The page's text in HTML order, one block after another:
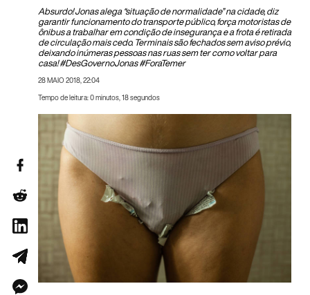
Absurdo! Jonas alega “situação de normalidade” na cidade, diz
garantir funcionamento do transporte público, força motoristas de
ônibus a trabalhar em condição de insegurança e a frota é retirada
de circulação mais cedo. Terminais são fechados sem aviso prévio,
deixando inúmeras pessoas nas ruas sem ter como voltar para
casa! #DesGovernoJonas #ForaTemer
28 MAIO 2018, 22:04
Tempo de leitura: 0 minutos, 18 segundos